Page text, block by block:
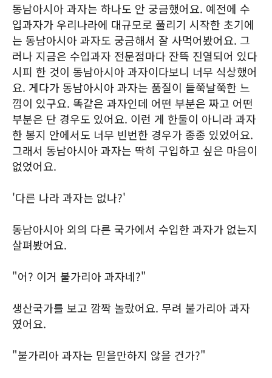
동남아시아 과자는 하나도 안 궁금했어요. 예전에 수
입과자가 우리나라에 대규모로 풀리기 시작한 초기에
는 동남아시아 과자도 궁금해서 잘 사먹어봤어요. 그
러나 지금은 수입과자 전문점마다 잔뜩 진열되어 있다
시피 한 것이 동남아시아 과자이다보니 너무 식상했어
요. 게다가 동남아시아 과자는 품질이 들쭉날쭉한 느
낌이 있구요. 똑같은 과자인데 어떤 부분은 짜고 어떤
부분은 단 경우도 있어요. 이런 게 한둘이 아니라 과자
한 봉지 안에서도 너무 빈번한 경우가 종종 있었어요.
그래서 동남아시아 과자는 딱히 구입하고 싶은 마음이
없었어요.
'다른 나라 과자는 없나?'
동남아시아 외의 다른 국가에서 수입한 과자가 없는지
살펴봤어요.
"어? 이거 불가리아 과자네?"
생산국가를 보고 깜짝 놀랐어요. 무려 불가리아 과자
였어요.
"불가리아 과자는 믿을만하지 않을 건가?"